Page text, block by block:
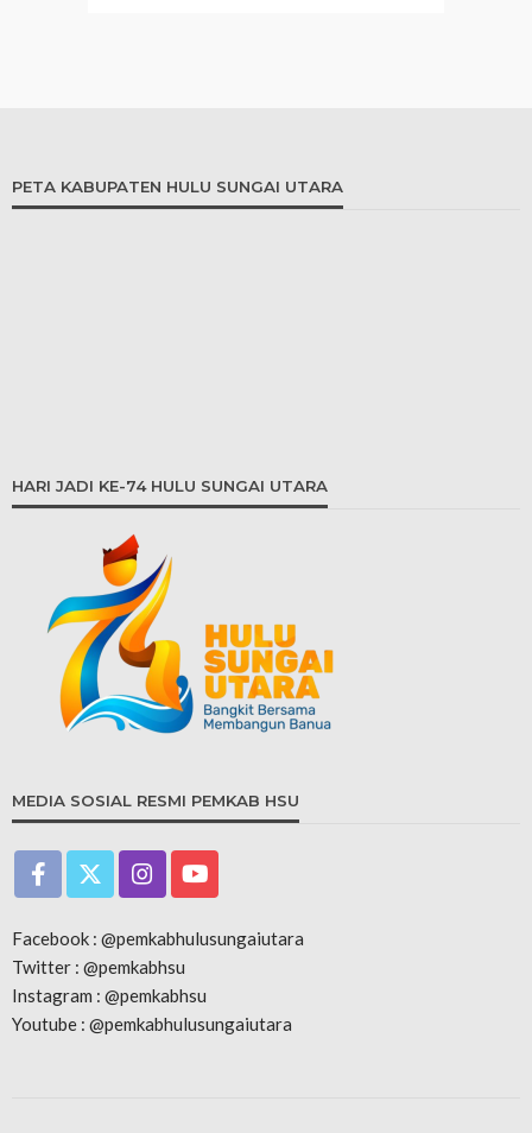
PETA KABUPATEN HULU SUNGAI UTARA
HARI JADI KE-74 HULU SUNGAI UTARA
MEDIA SOSIAL RESMI PEMKAB HSU
Facebook : @pemkabhulusungaiutara
Twitter : @pemkabhsu
Instagram : @pemkabhsu
Youtube : @pemkabhulusungaiutara